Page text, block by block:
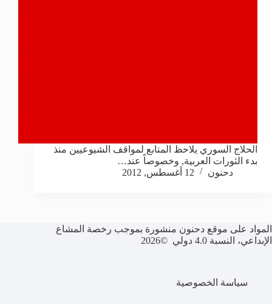
الحلاج السوري يلاحظ المتابع لمواقف الشيوعيين منذ
بدء الثورات العربية, وخصوصاً عند…
دحنون
12 أغسطس, 2012
المواد على موقع دحنون منشورة بموجب رخصة المشاع
الإبداعي، النسبة 4.0 دولي ©2026
سياسة الخصوصية